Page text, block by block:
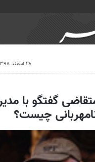
۲۸ اسفند ۱۳۹۸، ۸:۲۴
گفتگو با
چیست؟